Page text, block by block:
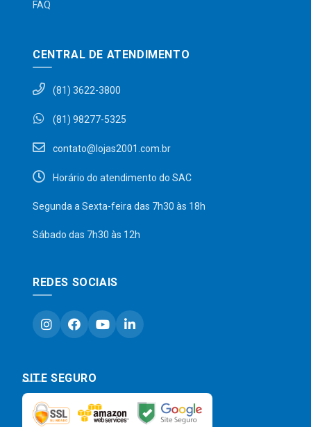
FAQ
CENTRAL DE ATENDIMENTO
(81) 3622-3800
(81) 98277-5325
contato@lojas2001.com.br
Horário do atendimento do SAC
Segunda a Sexta-feira das 7h30 às 18h
Sábado das 7h30 às 12h
REDES SOCIAIS
SITE SEGURO